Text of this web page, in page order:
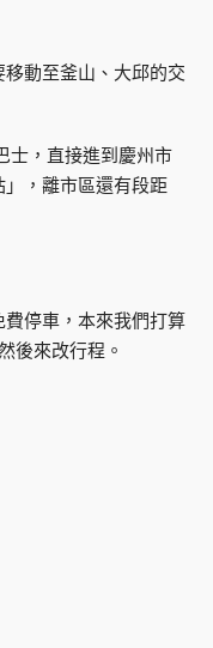
動至釜山、大邱的交
士，直接進到慶州市
，離市區還有段距
停車，本來我們打算
後來改行程。